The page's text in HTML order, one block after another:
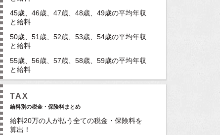
45歳、46歳、47歳、48歳、49歳の平均年収
と給料
50歳、51歳、52歳、53歳、54歳の平均年収
と給料
55歳、56歳、57歳、58歳、59歳の平均年収
と給料
TAX
給料別の税金・保険料まとめ
給料20万の人が払う全ての税金・保険料を
算出！